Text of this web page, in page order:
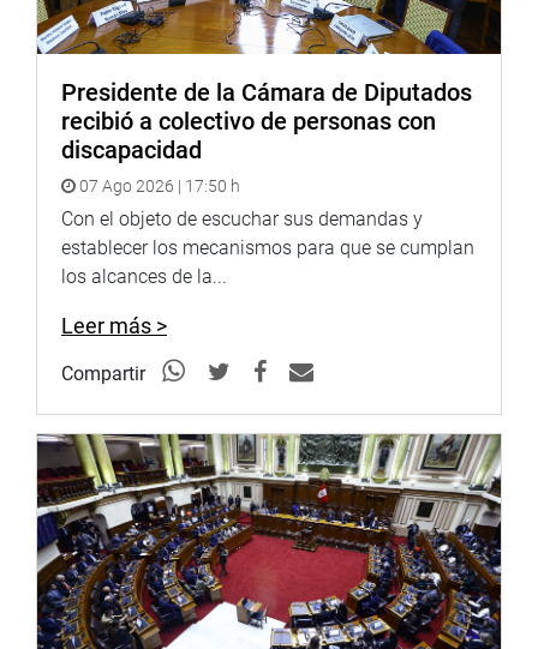
Informó que en ella han perfilado instalar la escuela del
café, con la finalidad de orientar y capacitar al productor
para que se pueda comercializar el producto café, así
como la realización de la cata de este. Además, esta
actividad impulsará el desarrollo de los caficultores de la
incomparable, porque mantiene la textura, aroma y
sabor”, sostuvo la congresista.
OFICINA DE COMUNICACIONES
Presidente de la Cámara de Diputados
recibió a colectivo de personas con
discapacidad
07 Ago 2026 | 17:50 h
Con el objeto de escuchar sus demandas y
establecer los mecanismos para que se cumplan
los alcances de la...
Leer más >
Compartir